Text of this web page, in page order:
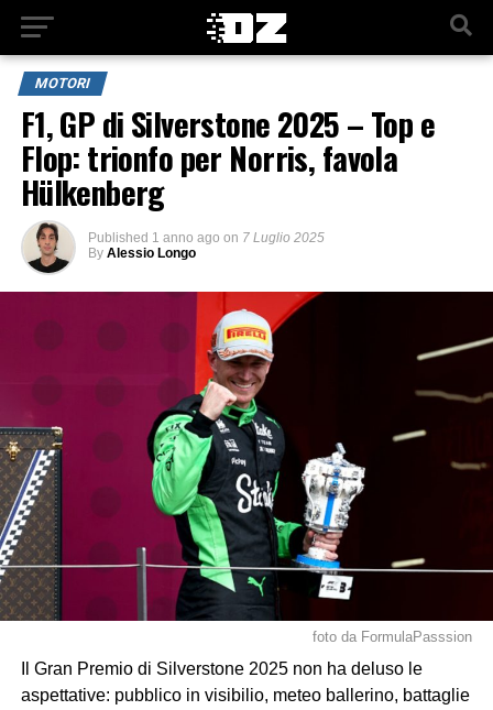
MOTORI
F1, GP di Silverstone 2025 – Top e
Flop: trionfo per Norris, favola
Hülkenberg
Published 1 anno ago on 7 Luglio 2025
By Alessio Longo
foto da FormulaPasssion
Il Gran Premio di Silverstone 2025 non ha deluso le
aspettative: pubblico in visibilio, meteo ballerino, battaglie